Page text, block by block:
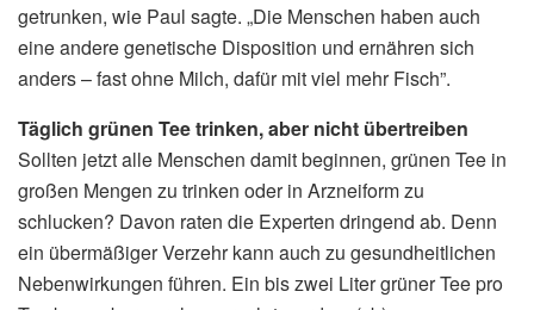
getrunken, wie Paul sagte. „Die Menschen haben auch
eine andere genetische Disposition und ernähren sich
anders – fast ohne Milch, dafür mit viel mehr Fisch”.
Täglich grünen Tee trinken, aber nicht übertreiben
Sollten jetzt alle Menschen damit beginnen, grünen Tee in
großen Mengen zu trinken oder in Arzneiform zu
schlucken? Davon raten die Experten dringend ab. Denn
ein übermäßiger Verzehr kann auch zu gesundheitlichen
Nebenwirkungen führen. Ein bis zwei Liter grüner Tee pro